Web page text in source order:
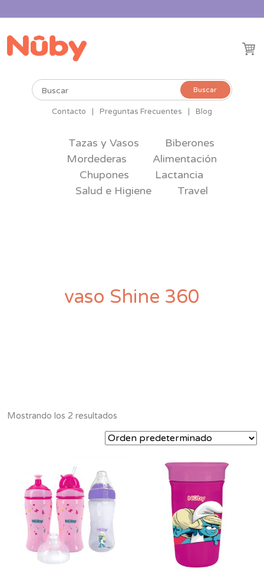
Buscar
Buscar
Contacto Preguntas Frecuentes Blog
Tazas y Vasos
Biberones
Mordederas
Alimentación
Chupones
Lactancia
Salud e Higiene
Travel
vaso Shine 360
Mostrando los 2 resultados